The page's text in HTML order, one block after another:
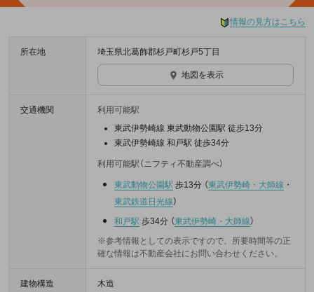
情報の見方はこちら
所在地 埼玉県北葛飾郡杉戸町杉戸5丁目
地図を表示
交通機関
利用可能駅
東武伊勢崎線 東武動物公園駅 徒歩13分
東武伊勢崎線 和戸駅 徒歩34分
利用可能駅（ニフティ不動産調べ）
東武動物公園駅 歩13分 （東武伊勢崎・大師線 ・
東武鉄道日光線）
和戸駅 歩34分 （東武伊勢崎・大師線）
※参考情報としての表示ですので、所要時間等の正
確な情報は不動産会社にお問い合わせください。
建物構造 木造